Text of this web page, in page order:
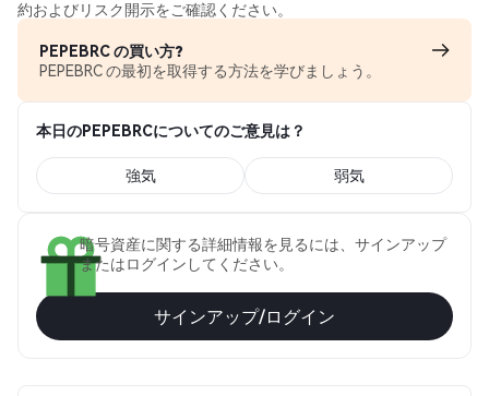
約およびリスク開示をご確認ください。
PEPEBRC の買い方?
PEPEBRC の最初を取得する方法を学びましょう。
本日のPEPEBRCについてのご意見は？
強気 弱気
暗号資産に関する詳細情報を見るには、サインアップ
またはログインしてください。
サインアップ/ログイン